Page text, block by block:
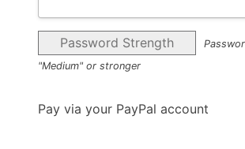
Password Strength
"Medium" or stronger
Pay via your PayPal account